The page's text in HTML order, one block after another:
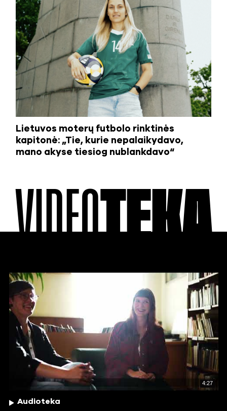
Lietuvos moterų futbolo rinktinės
kapitonė: „Tie, kurie nepalaikydavo,
mano akyse tiesiog nublankdavo“
VIDEOTEKA
4:27
Audioteka